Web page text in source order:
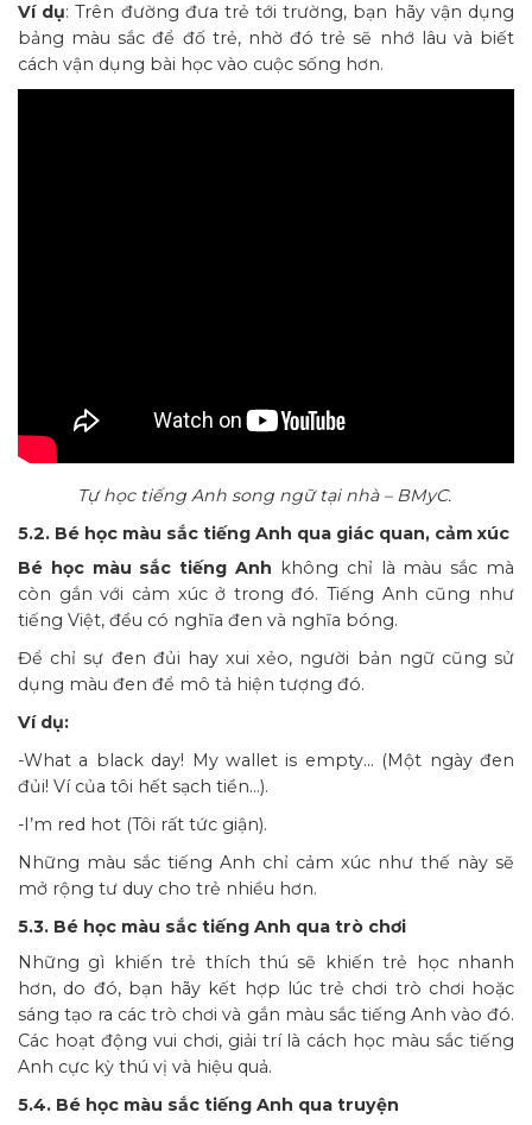
Ví dụ: Trên đường đưa trẻ tới trường, bạn hãy vận dụng
bảng màu sắc để đố trẻ, nhờ đó trẻ sẽ nhớ lâu và biết
cách vận dụng bài học vào cuộc sống hơn.
Tự học tiếng Anh song ngữ tại nhà – BMyC.
5.2. Bé học màu sắc tiếng Anh qua giác quan, cảm xúc
Bé học màu sắc tiếng Anh không chỉ là màu sắc mà
còn gắn với cảm xúc ở trong đó. Tiếng Anh cũng như
tiếng Việt, đều có nghĩa đen và nghĩa bóng.
Để chỉ sự đen đủi hay xui xẻo, người bản ngữ cũng sử
dụng màu đen để mô tả hiện tượng đó.
Ví dụ:
-What a black day! My wallet is empty… (Một ngày đen
đủi! Ví của tôi hết sạch tiền…).
-I’m red hot (Tôi rất tức giận).
Những màu sắc tiếng Anh chỉ cảm xúc như thế này sẽ
mở rộng tư duy cho trẻ nhiều hơn.
5.3. Bé học màu sắc tiếng Anh qua trò chơi
Những gì khiến trẻ thích thú sẽ khiến trẻ học nhanh
hơn, do đó, bạn hãy kết hợp lúc trẻ chơi trò chơi hoặc
sáng tạo ra các trò chơi và gắn màu sắc tiếng Anh vào đó.
Các hoạt động vui chơi, giải trí là cách học màu sắc tiếng
Anh cực kỳ thú vị và hiệu quả.
5.4. Bé học màu sắc tiếng Anh qua truyện